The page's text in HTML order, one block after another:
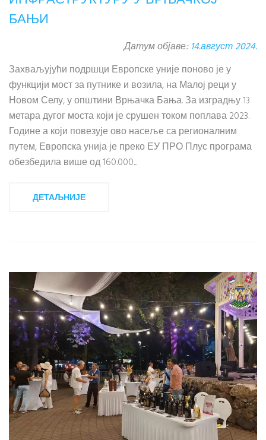
БАЊИ
Датум објаве:14.август 2024.
Захваљујући подршци Европске уније поново је у
функцији мост за путнике и возила, на Малој реци у
Новом Селу, у општини Врњачка Бања. За изградњу 13
метара дугог моста који је срушен током поплава 2023.
Године а који повезује ово насеље са регионалним
путем, Европска унија је преко ЕУ ПРО Плус програма
обезбедила више од 160.000...
ДЕТАЉНИЈЕ